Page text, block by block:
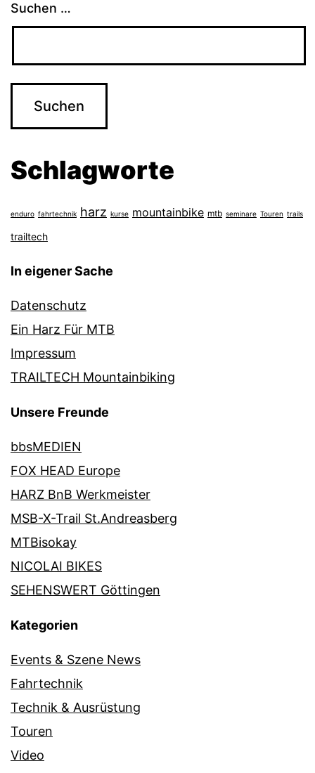
Suchen …
Schlagworte
enduro fahrtechnik harz kurse mountainbike mtb seminare Touren trails
trailtech
In eigener Sache
Datenschutz
Ein Harz Für MTB
Impressum
TRAILTECH Mountainbiking
Unsere Freunde
bbsMEDIEN
FOX HEAD Europe
HARZ BnB Werkmeister
MSB-X-Trail St.Andreasberg
MTBisokay
NICOLAI BIKES
SEHENSWERT Göttingen
Kategorien
Events & Szene News
Fahrtechnik
Technik & Ausrüstung
Touren
Video